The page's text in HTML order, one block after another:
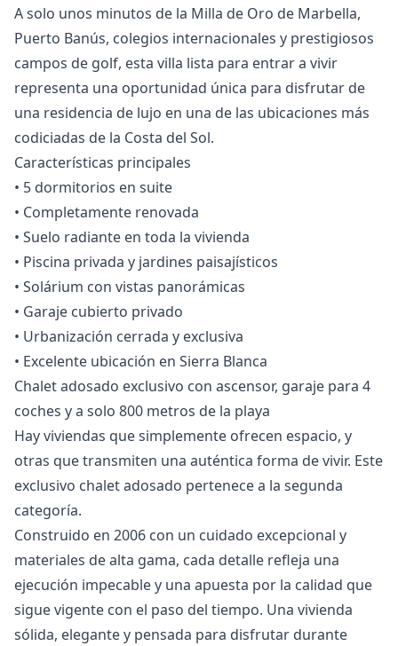
A solo unos minutos de la Milla de Oro de Marbella,
Puerto Banús, colegios internacionales y prestigiosos
campos de golf, esta villa lista para entrar a vivir
representa una oportunidad única para disfrutar de
una residencia de lujo en una de las ubicaciones más
codiciadas de la Costa del Sol.
Características principales
• 5 dormitorios en suite
• Completamente renovada
• Suelo radiante en ‌toda ‌la ‌vivienda
‌• ‌Piscina privada y jardines paisajísticos
‌• ‌Solárium ‌con vistas panorámicas
‌• ‌Garaje ‌cubierto ‌privado
• ‌Urbanización cerrada y ‌exclusiva
‌• ‌Excelente ‌ubicación ‌en ‌Sierra ‌Blanca
Chalet adosado exclusivo con ascensor, garaje para 4
coches y a solo 800 metros de la playa
Hay viviendas que simplemente ofrecen espacio, y
otras que transmiten una auténtica forma de vivir. Este
exclusivo chalet adosado pertenece a la segunda
categoría.
Construido en 2006 con un cuidado excepcional y
materiales de alta gama, cada detalle refleja una
ejecución impecable y una apuesta por la calidad que
sigue vigente con el paso del tiempo. Una vivienda
sólida, elegante y pensada para disfrutar durante